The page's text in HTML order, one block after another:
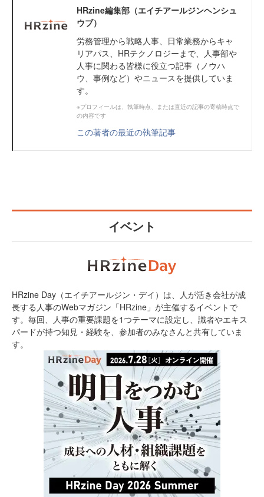
HRzine編集部（エイチアールジンヘンシュ
ウブ）
労務管理から戦略人事、日常業務からキャ
リアパス、HRテクノロジーまで、人事部や
人事に関わる皆様に役立つ記事（ノウハ
ウ、事例など）やニュースを提供していま
す。
※プロフィールは、執筆時点、または直近の記事の寄稿時点で
の内容です
この著者の最近の執筆記事
イベント
HRzine Day（エイチアールジン・デイ）は、人が活き会社が成
長する人事のWebマガジン「HRzine」が主催するイベントで
す。毎回、人事の重要課題を1つテーマに設定し、識者やエキス
パードが持つ知見・経験を、参加者のみなさんと共有していま
す。